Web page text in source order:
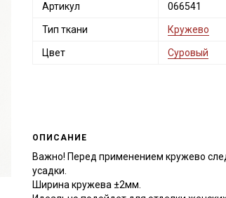
Артикул 066541
Тип ткани Кружево
Цвет Суровый
ОПИСАНИЕ
Важно! Перед применением кружево
усадки.
Ширина кружева ±2мм.